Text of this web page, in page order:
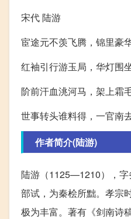
宋代 陆游
宦途元不羡飞腾，锦里豪
红袖引行游玉局，华灯围
阶前汗血洮河马，架上霜
世事转头谁料得，一官南
作者简介(陆游)
陆游（1125—1210），字
部试，为秦桧所黜。孝宗
极为丰富。著有《剑南诗